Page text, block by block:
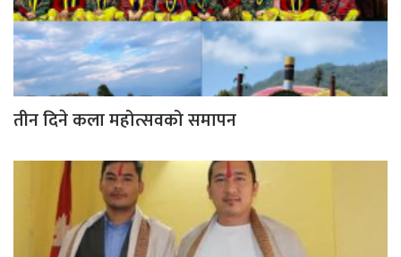
तीन दिने कला महोत्सवको समापन